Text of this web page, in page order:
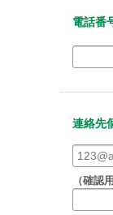
電話番
連絡先
（確認用